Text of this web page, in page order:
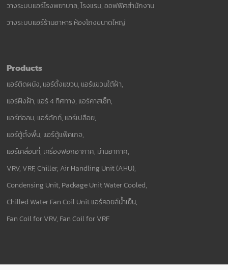
วางระบบแอร์โรงพยาบาล, โรงแรม, ออฟฟิศสำนักงาน
วางระบบแอร์ร้านอาหาร ห้องโถงขนาดใหญ่
Products
แอร์ติดผนัง, แอร์ตั้งแขวน, แอร์แขวนใต้ฝ้า,
แอร์ฝังฝ้า, แอร์ 4 ทิศทาง, แอร์คาสเซ็ท,
แอร์ท่อลม, แอร์ดักท์, แอร์เปลือย,
แอร์ตู้ตั้งพื้น, แอร์ตู้แพ็คเกจ,
แอร์เคลื่อนที่, เครื่องฟอกอากาศ, ม่านอากาศ,
VRV, VRF, Chiller, Air Handling Unit (AHU),
Condensing Unit, Package Unit Water Cooled,
Chilled Water Fan Coil Unit แอร์คอยล์น้ำเย็น,
Fan Coil for VRV, Fan Coil for VRF